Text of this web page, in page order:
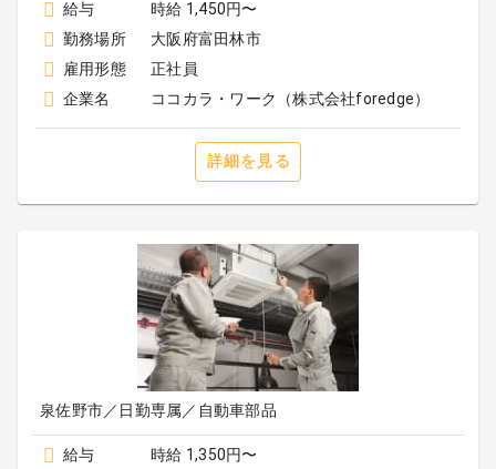
給与
時給 1,450円〜
勤務場所
大阪府富田林市
雇用形態
正社員
企業名
ココカラ・ワーク（株式会社foredge）
詳細を見る
泉佐野市／日勤専属／自動車部品
給与
時給 1,350円〜